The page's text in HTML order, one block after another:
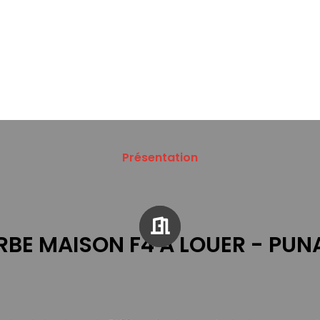
Présentation
MAISON F4 A LOUER -